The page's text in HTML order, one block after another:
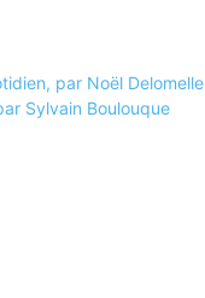
par Noël Delomelle
Sylvain Boulouque